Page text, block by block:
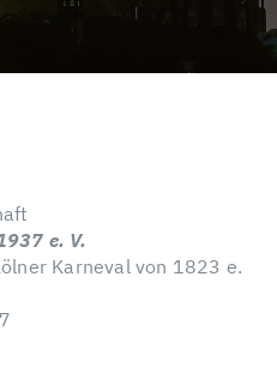
e. V.
Karneval von 1823 e.